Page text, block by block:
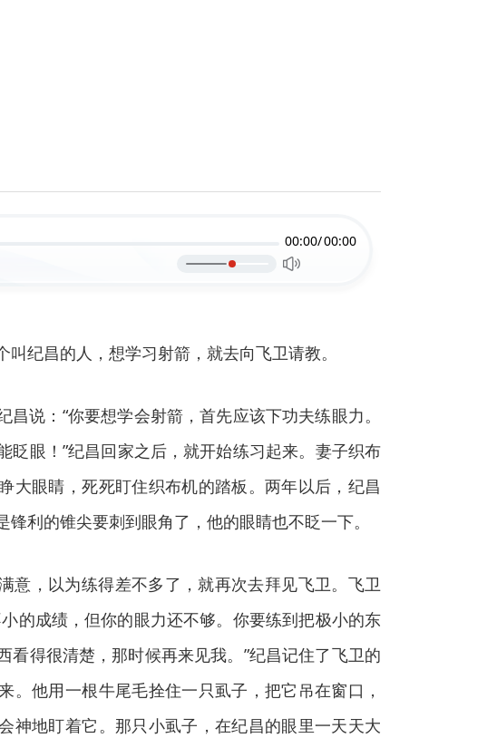
00:00/00:00
纪昌的人，想学习射箭，就去向飞卫请教。
说：“你要想学会射箭，首先应该下功夫练眼力。
眨眼！”纪昌回家之后，就开始练习起来。妻子织布
大眼睛，死死盯住织布机的踏板。两年以后，纪昌
利的锥尖要刺到眼角了，他的眼睛也不眨一下。
意，以为练得差不多了，就再次去拜见飞卫。飞卫
的成绩，但你的眼力还不够。你要练到把极小的东
看得很清楚，那时候再来见我。”纪昌记住了飞卫的
。他用一根牛尾毛拴住一只虱子，把它吊在窗口，
神地盯着它。那只小虱子，在纪昌的眼里一天天大